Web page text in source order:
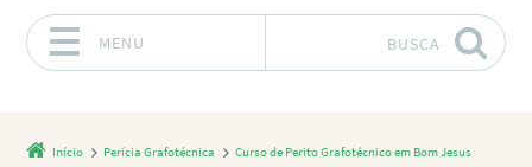
MENU BUSCA
Início Perícia Grafotécnica
Curso de Perito Grafotécnico em Bom Jesus